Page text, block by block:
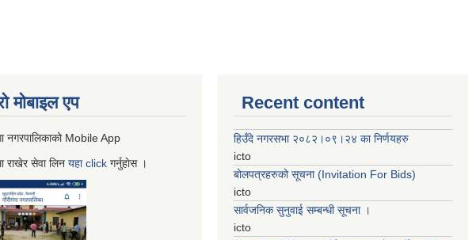
माेबाइल एप
नगरपालिकाको Mobile App
राखेर सेवा लिन यहाclick गर्नुहाेस ।
Recent content
हिउँदे नगरसभा २०८२।०९।२४ का निर्णयहरु
icto
बोलपत्रहरुको सूचना (Invitation For Bids)
icto
सार्वजनिक सुनुवाई सम्बन्धी सूचना ।
icto